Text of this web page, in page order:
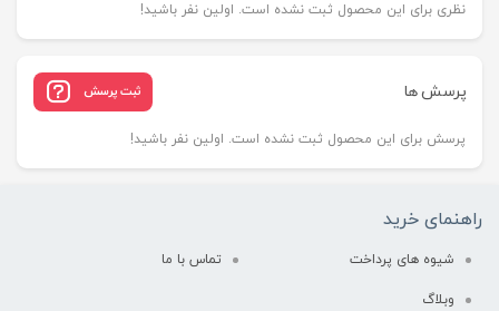
نظری برای این محصول ثبت نشده است. اولین نفر باشید!
پرسش ها ثبت پرسش
پرسش برای این محصول ثبت نشده است. اولین نفر باشید!
راهنمای خرید
شیوه های پرداخت تماس با ما
وبلاگ